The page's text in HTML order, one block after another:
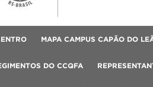
MAPA CAMPUS CAPÃO DO
DO CCQFA